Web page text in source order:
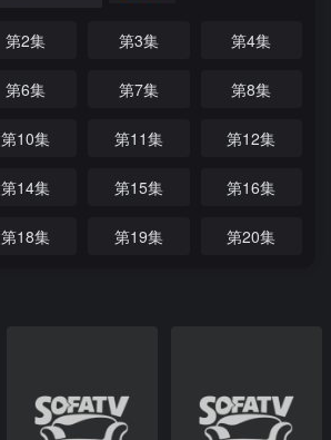
第2集 第3集 第4集
第6集 第7集 第8集
第10集 第11集 第12集
第14集 第15集 第16集
第18集 第19集 第20集